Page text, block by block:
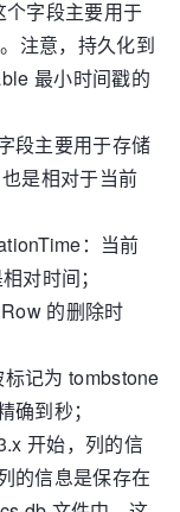
字段主要用于
注意，持久化到
最小时间戳的
段主要用于存储
是相对于当前
：当前
对时间；
的删除时
记为 tombstone
到秒；
开始，列的信
的信息是保存在